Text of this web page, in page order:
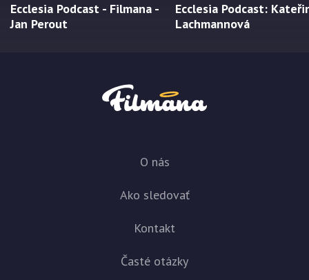
Ecclesia Podcast - Filmana -
Jan Perout
Ecclesia Podcast:
Lachmannová
O nás
Ako sledovať
Kontakt
Časté otázky